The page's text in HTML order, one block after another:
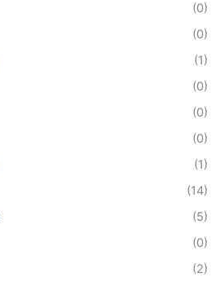
(0)
(0)
(1)
(0)
(0)
(0)
(1)
(14)
(5)
(0)
(2)